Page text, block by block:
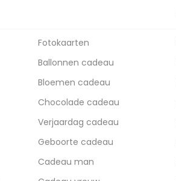
Fotokaarten
Ballonnen cadeau
Bloemen cadeau
Chocolade cadeau
Verjaardag cadeau
Geboorte cadeau
Cadeau man